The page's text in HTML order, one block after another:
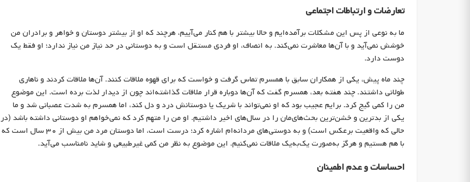
تعارضات و ارتباطات اجتماعی
ما به نوعی از پس این مشکلات برآمده‌ایم و حالا بیشتر با هم کنار می‌آییم، هرچند که او از بیشتر دوستان و خواهر و برادران من
خوشش نمی‌آید و با آن‌ها معاشرت نمی‌کند. به انصاف، او فردی مستقل است و به دوستانی در حد نیاز من نیاز ندارد؛ او فقط یک
دوست دارد.
چند ماه پیش، یکی از همکاران سابق با همسرم تماس گرفت و خواست که برای قهوه ملاقات کنند. آن‌ها ملاقات کردند و ناهاری
طولانی داشتند. چند هفته بعد، همسرم گفت که آن‌ها دوباره قرار ملاقات گذاشته‌اند چون از دیدار لذت برده است. این موضوع
من را کمی گیج کرد. برایم عجیب بود که او نمی‌تواند با شریک یا دوستانش درد و دل کند، اما همسرم به شدت عصبانی شد و ما
یکی از بدترین و خشن‌ترین بحث‌های‌مان را در سال‌های اخیر داشتیم. او من را متهم کرد که نمی‌خواهم او دوستانی داشته باشد (در
حالی که واقعیت برعکس است) و به دوستی‌های مردانه‌ام اشاره کرد؛ درست است، اما دوستان مرد من بیش از ۳۰ سال است که
با هم هستیم و هرگز به‌صورت یک‌به‌یک ملاقات نمی‌کنیم. این موضوع به نظر من کمی غیرطبیعی و شاید نامناسب می‌آید.
احساسات و عدم اطمینان